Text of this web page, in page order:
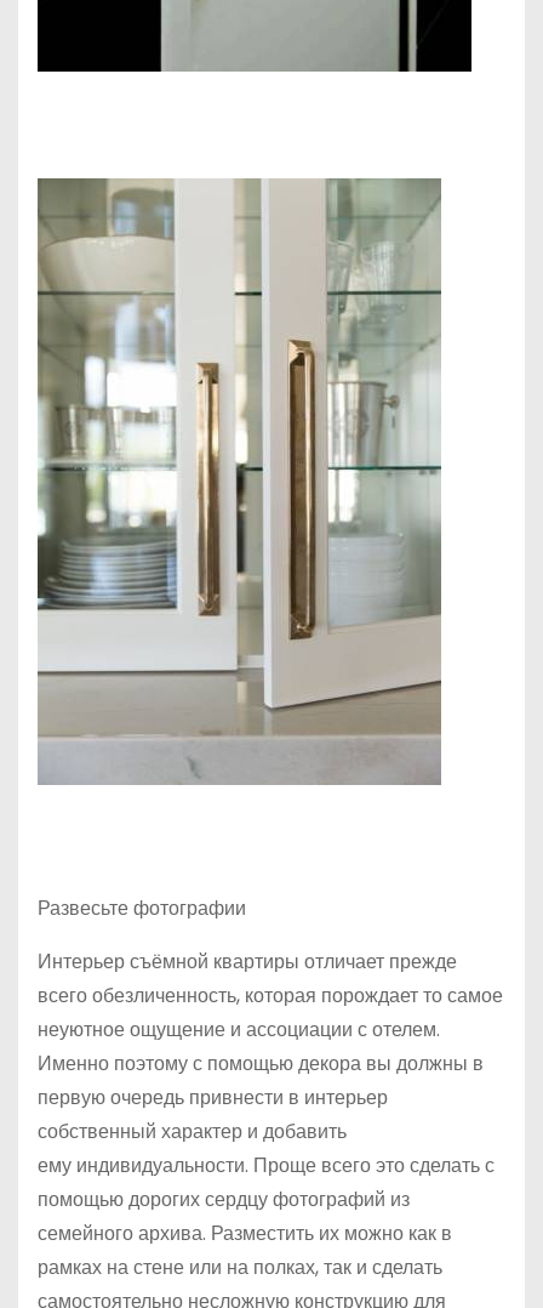
Развесьте фотографии
Интерьер съёмной квартиры отличает прежде
всего обезличенность, которая порождает то самое
неуютное ощущение и ассоциации с отелем.
Именно поэтому с помощью декора вы должны в
первую очередь привнести в интерьер
собственный характер и добавить
ему индивидуальности. Проще всего это сделать с
помощью дорогих сердцу фотографий из
семейного архива. Разместить их можно как в
рамках на стене или на полках, так и сделать
самостоятельно несложную конструкцию для